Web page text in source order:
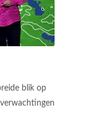
blik op